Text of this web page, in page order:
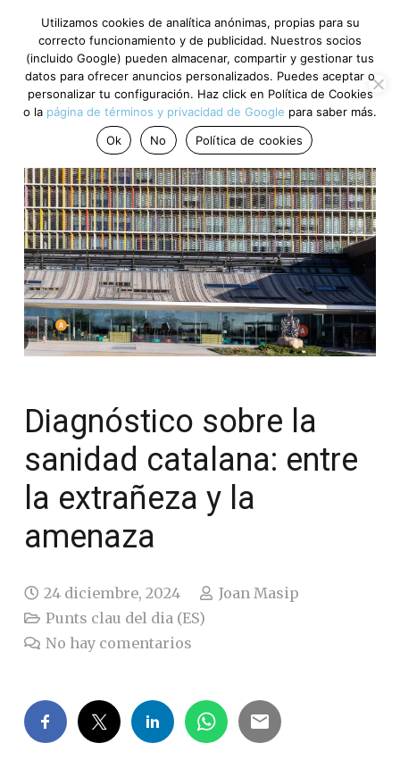
Diagnóstico sobre la
sanidad catalana: entre
la extrañeza y la
amenaza
24 diciembre, 2024
Joan Masip
Punts clau del dia (ES)
No hay comentarios
Utilizamos cookies de analítica anónimas, propias para su
correcto funcionamiento y de publicidad. Nuestros socios
(incluido Google) pueden almacenar, compartir y gestionar tus
datos para ofrecer anuncios personalizados. Puedes aceptar o
personalizar tu configuración. Haz click en Política de Cookies
o la página de términos y privacidad de Google para saber más.
Ok
No Política de cookies